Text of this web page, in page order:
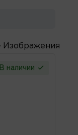
Изображения
В наличии